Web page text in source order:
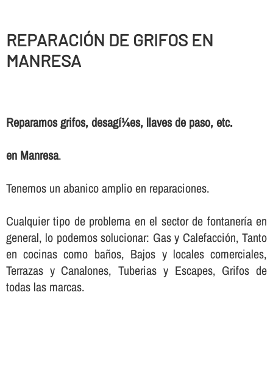
REPARACIÓN DE GRIFOS EN
MANRESA
Reparamos grifos, desagí¼es, llaves de paso, etc.
en Manresa.
Tenemos un abanico amplio en reparaciones.
Cualquier tipo de problema en el sector de fontanerí­a en
general, lo podemos solucionar: Gas y Calefacción, Tanto
en cocinas como baños, Bajos y locales comerciales,
Terrazas y Canalones, Tuberias y Escapes, Grifos de
todas las marcas.